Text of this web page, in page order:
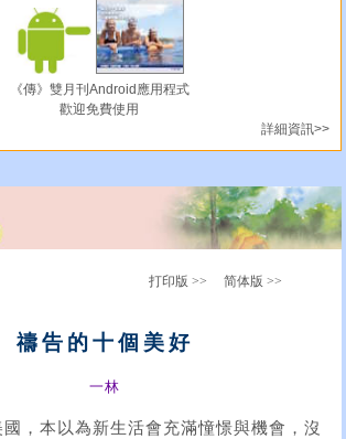
《傳》雙月刊Android應用程式
歡迎免費使用
詳細資訊>>
打印版 >> 简体版 >>
禱告的十個美好
一林
，本以為新生活會充滿憧憬與機會，沒